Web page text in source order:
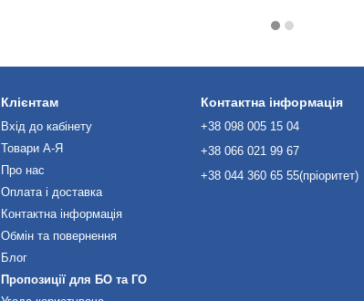
Клієнтам
Вхід до кабінету
Товари А-Я
Про нас
Оплата і доставка
Контактна інформація
Обмін та повернення
Блог
Пропозиції для БО та ГО
Контактна інформація
+38 098 005 15 04
+38 066 021 99 67
+38 044 360 65 55(пріоритет)